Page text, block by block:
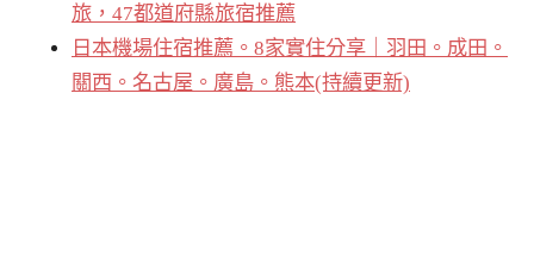
旅，47都道府縣旅宿推薦
日本機場住宿推薦。8家實住分享｜羽田。成田。
關西。名古屋。廣島。熊本(持續更新)